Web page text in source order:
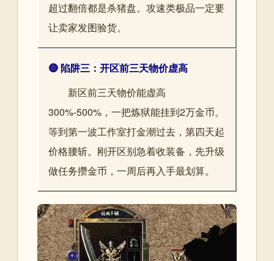
超过翻倍都是杀猪盘。攻速类极品一定要
让卖家发图验货。
🔴 陷阱三：开区前三天物价虚高
新区前三天物价能虚高
300%-500%，一把炼狱能挂到2万金币。
等到第一波工作室打金潮过去，第四天起
价格腰斩。刚开区别急着收装备，先升级
做任务攒金币，一周后再入手最划算。